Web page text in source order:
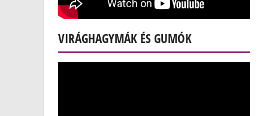
VIRÁGHAGYMÁK ÉS GUMÓK